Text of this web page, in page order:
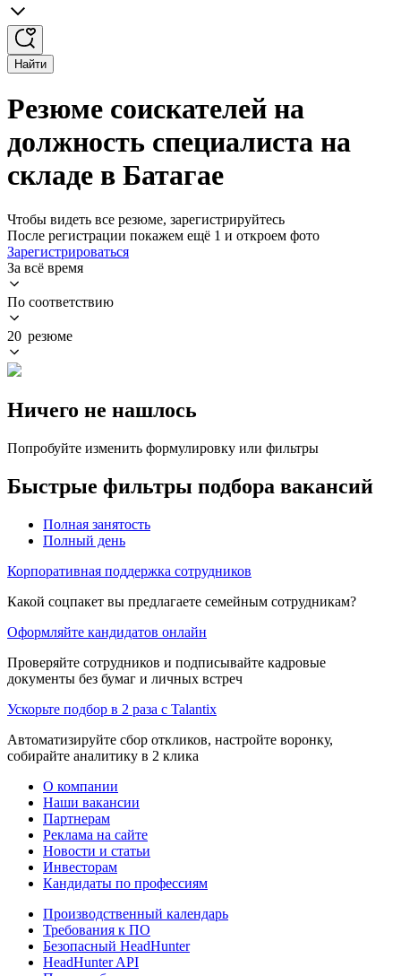
Найти
Резюме соискателей на
должность специалиста на
складе в Батагае
Чтобы видеть все резюме, зарегистрируйтесь
После регистрации покажем ещё 1 и откроем фото
Зарегистрироваться
За всё время
По соответствию
20 резюме
Ничего не нашлось
Попробуйте изменить формулировку или фильтры
Быстрые фильтры подбора вакансий
Полная занятость
Полный день
Корпоративная поддержка сотрудников
Какой соцпакет вы предлагаете семейным сотрудникам?
Оформляйте кандидатов онлайн
Проверяйте сотрудников и подписывайте кадровые
документы без бумаг и личных встреч
Ускорьте подбор в 2 раза с Talantix
Автоматизируйте сбор откликов, настройте воронку,
собирайте аналитику в 2 клика
О компании
Наши вакансии
Партнерам
Реклама на сайте
Новости и статьи
Инвесторам
Кандидаты по профессиям
Производственный календарь
Требования к ПО
Безопасный HeadHunter
HeadHunter API